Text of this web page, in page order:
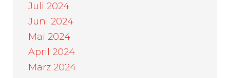
Juli 2024
Juni 2024
Mai 2024
April 2024
März 2024